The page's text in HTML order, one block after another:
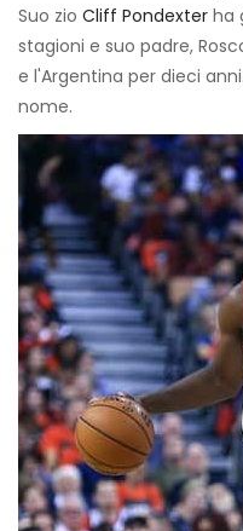
Suo zio Cliff Pondexter ha
stagioni e suo padre,
e l'Argentina per dieci
nome.